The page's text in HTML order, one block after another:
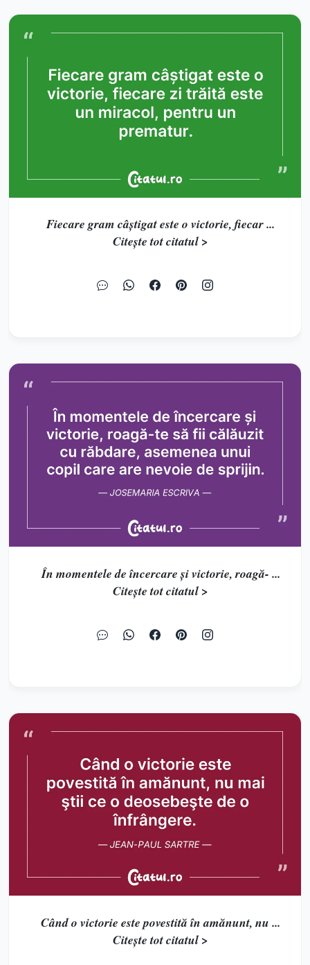
Fiecare gram câștigat este o victorie, fiecar ...
Citește tot citatul >
În momentele de încercare și victorie, roagă- ...
Citește tot citatul >
Când o victorie este povestită în amănunt, nu ...
Citește tot citatul >